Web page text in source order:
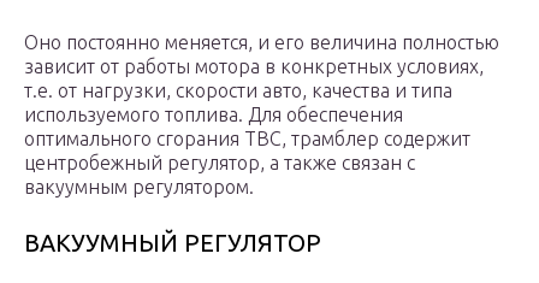
Оно постоянно меняется, и его величина полностью
зависит от работы мотора в конкретных условиях,
т.е. от нагрузки, скорости авто, качества и типа
используемого топлива. Для обеспечения
оптимального сгорания ТВС, трамблер содержит
центробежный регулятор, а также связан с
вакуумным регулятором.
ВАКУУМНЫЙ РЕГУЛЯТОР